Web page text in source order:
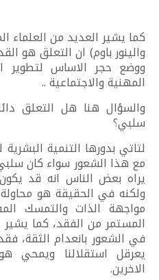
كما يشير العديد من العلماء
والينور باوم) ان التعلق هو
ووضع حجر الاساس لتطوير
المهنية والاجتماعية ..
والسؤال هنا هل التعلق
سلبي؟
لتاتي بدورها التنمية
مع هذا الشعور سواء كان
يراه بعض الناس انه قد
ولكنه في الحقيقة هو
مواجهة الذات والتمسك
المستمر من الفقد، كما
في الشعور بانعدام الثقة،
يعرقل استقلالنا ويمحي
الاخرين.